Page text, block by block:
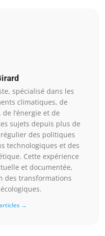
spécialisé dans les
climatiques, de
l’énergie et de
sujets depuis plus de
des politiques
technologiques et des
Cette expérience
et documentée,
des transformations
→